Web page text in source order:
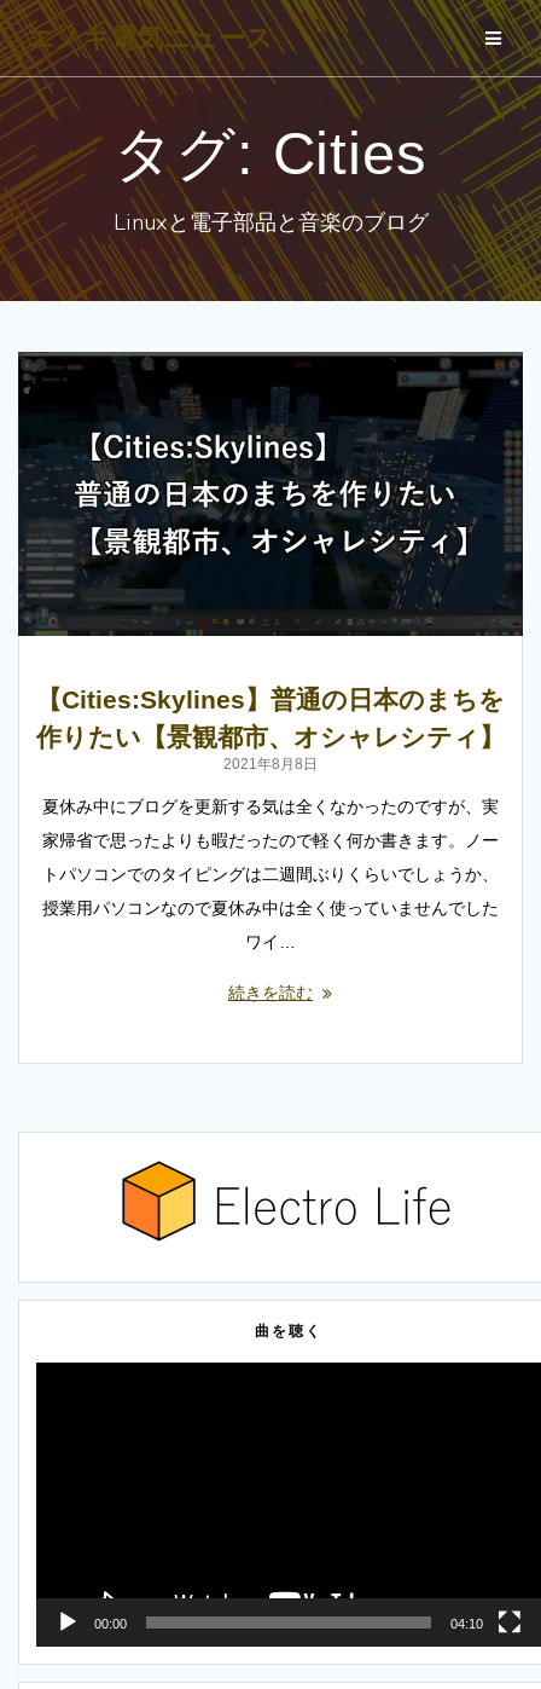
コ
ン
テ
ツ
ス
キ
ッ
エノキ電気ニュース
タグ: Cities
Linuxと電子部品と音楽のブログ
【Cities:Skylines】普通の日本のまちを
作りたい【景観都市、オシャレシティ】
2021年8月8日
夏休み中にブログを更新する気は全くなかったのですが、実
家帰省で思ったよりも暇だったので軽く何か書きます。ノー
トパソコンでのタイピングは二週間ぶりくらいでしょうか、
授業用パソコンなので夏休み中は全く使っていませんでした
ワイ…
続きを読む
曲を聴く
00:00 04:10